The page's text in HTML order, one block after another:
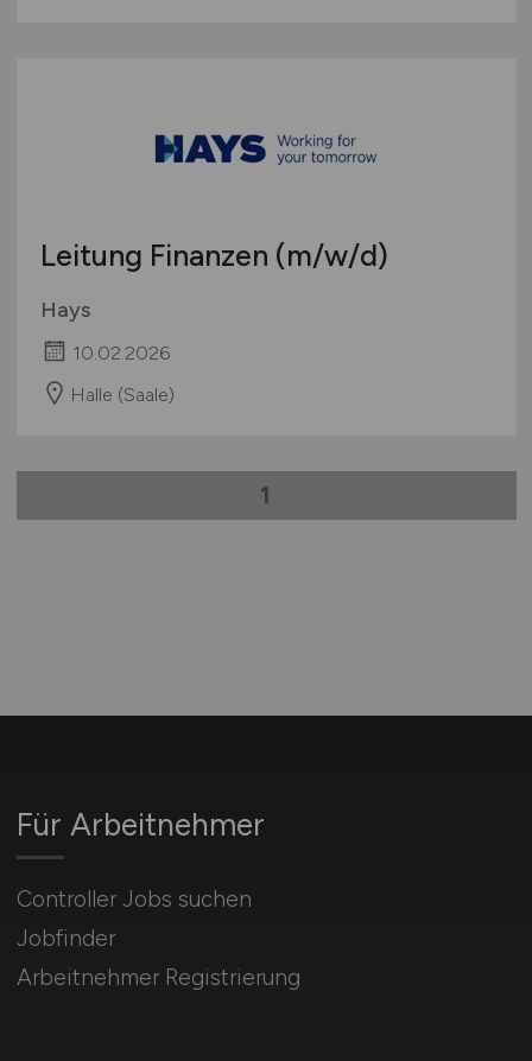
Leitung Finanzen (m/w/d)
Hays
10.02.2026
Halle (Saale)
1
Für Arbeitnehmer
Controller Jobs suchen
Jobfinder
Arbeitnehmer Registrierung